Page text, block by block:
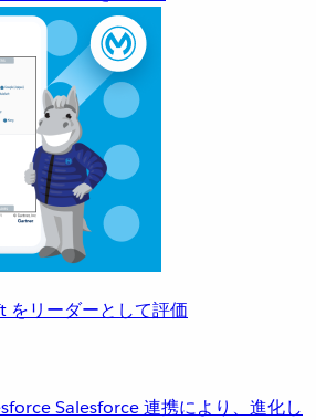
をリーダーとして評価
Salesforce 連携により、進化し